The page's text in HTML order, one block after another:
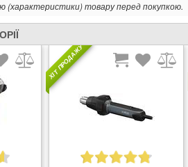
(характеристики) товару перед покупкою.
ХІТ ПРОДАЖУ